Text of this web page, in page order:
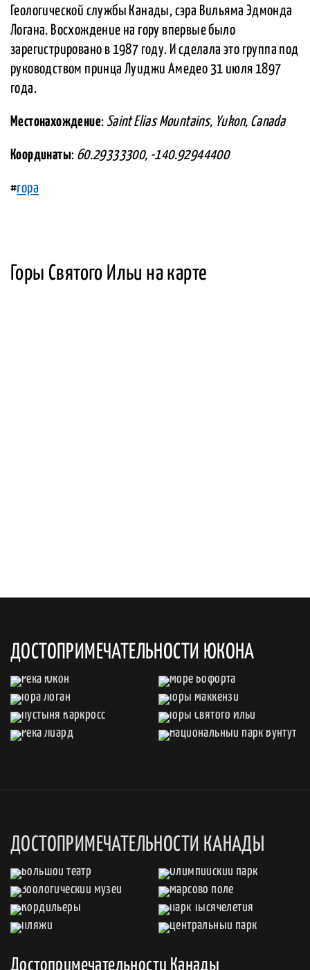
Геологической службы Канады, сэра Вильяма Эдмонда
Логана. Восхождение на гору впервые было
зарегистрировано в 1987 году. И сделала это группа под
руководством принца Луиджи Амедео 31 июля 1897
года.
Местонахождение: Saint Elias Mountains, Yukon, Canada
Координаты: 60.29333300, -140.92944400
#гора
Горы Святого Ильи на карте
ДОСТОПРИМЕЧАТЕЛЬНОСТИ ЮКОНА
ДОСТОПРИМЕЧАТЕЛЬНОСТИ КАНАДЫ
Достопримечательности Канады